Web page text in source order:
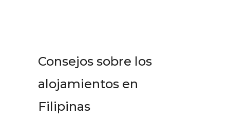
Consejos sobre los
alojamientos en
Filipinas